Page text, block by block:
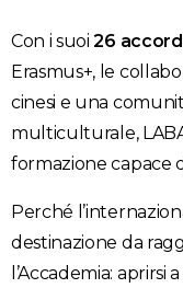
Con i suoi26
Erasmus+, le
cinesi e una
multiculturale,
formazione capace
Perché
destinazione da
l’Accademia: